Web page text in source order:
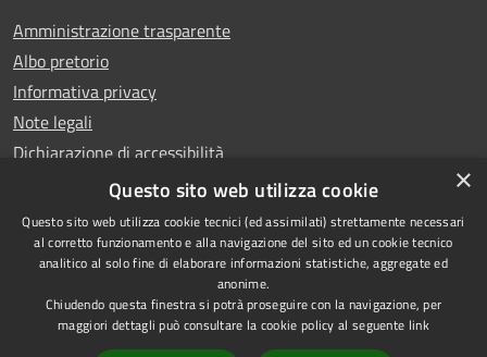
Amministrazione trasparente
Albo pretorio
Informativa privacy
Note legali
Dichiarazione di accessibilità
Whistleblowing
Accessibilità
di Ciampino
×
Questo sito web utilizza cookie
Questo sito web utilizza cookie tecnici (ed assimilati) strettamente necessari
al corretto funzionamento e alla navigazione del sito ed un cookie tecnico
analitico al solo fine di elaborare informazioni statistiche, aggregate ed
anonime.
Chiudendo questa finestra si potrà proseguire con la navigazione, per
maggiori dettagli può consultare la cookie policy al seguente link